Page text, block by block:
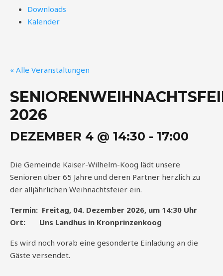
Downloads
Kalender
« Alle Veranstaltungen
2026
DEZEMBER 4 @ 14:30 - 17:00
Die Gemeinde Kaiser-Wilhelm-Koog lädt unsere
Senioren über 65 Jahre und deren Partner herzlich zu
der alljährlichen Weihnachtsfeier ein.
Termin: Freitag, 04. Dezember 2026, um 14:30 Uhr
Ort: Uns Landhus in Kronprinzenkoog
Es wird noch vorab eine gesonderte Einladung an die
Gäste versendet.